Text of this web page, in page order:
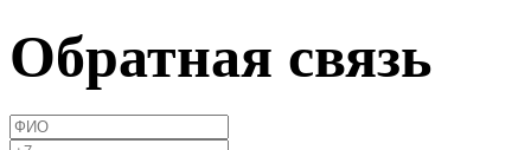
Обратная связь